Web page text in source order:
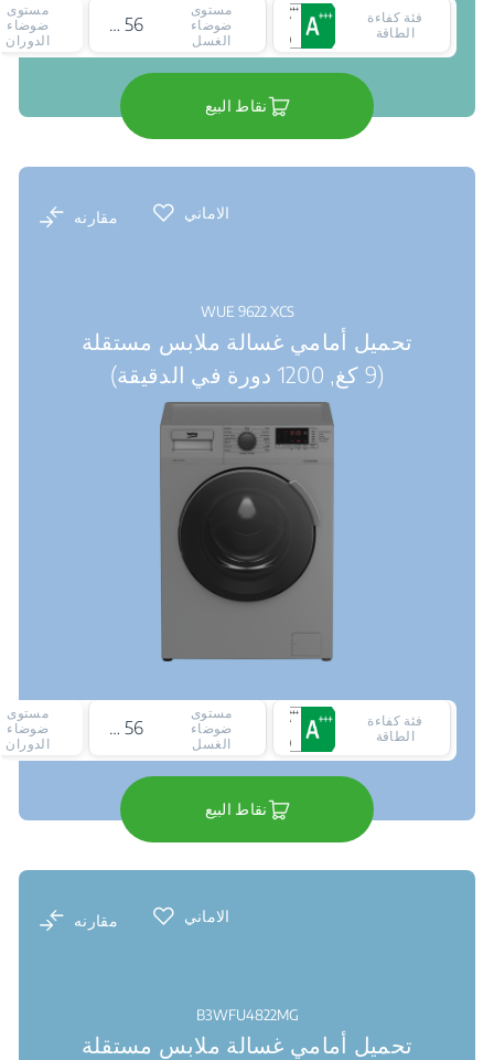
فئة كفاءة
الطاقة
مستوى
ضوضاء
الغسل
56 ديسيبل
مستوى
ضوضاء
الدوران
نقاط البيع
الاماني مقارنه
WUE 9622 XCS
تحميل أمامي غسالة ملابس مستقلة
(9 كغ, 1200 دورة في الدقيقة)
فئة كفاءة
الطاقة
مستوى
ضوضاء
الغسل
56 ديسيبل
مستوى
ضوضاء
الدوران
نقاط البيع
الاماني مقارنه
B3WFU4822MG
تحميل أمامي غسالة ملابس مستقلة